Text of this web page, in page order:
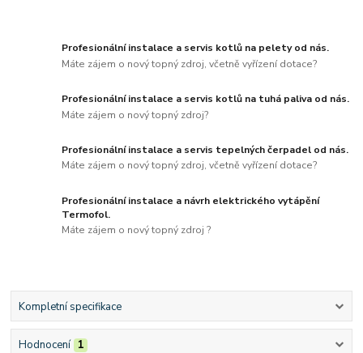
Profesionální instalace a servis kotlů na pelety od nás.
Máte zájem o nový topný zdroj, včetně vyřízení dotace?
Profesionální instalace a servis kotlů na tuhá paliva od nás.
Máte zájem o nový topný zdroj?
Profesionální instalace a servis tepelných čerpadel od nás.
Máte zájem o nový topný zdroj, včetně vyřízení dotace?
Profesionální instalace a návrh elektrického vytápění
Termofol.
Máte zájem o nový topný zdroj ?
Kompletní specifikace
Hodnocení 1